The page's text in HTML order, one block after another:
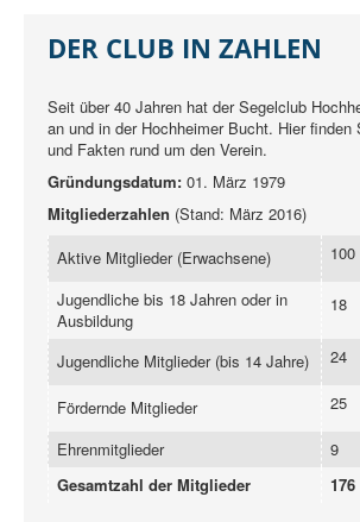
REGATTEN
RUND UMS SEGELN
MITGLIEDER
DER CLUB IN ZAHLEN
Seit über 40 Jahren hat der Segelclub
an und in der Hochheimer Bucht. Hier finden
und Fakten rund um den Verein.
Gründungsdatum: 01. März 1979
Mitgliederzahlen (Stand: März 2016)
Aktive Mitglieder (Erwachsene)
100
Jugendliche bis 18 Jahren oder in
Ausbildung
18
Jugendliche Mitglieder (bis 14 Jahre) 24
Fördernde Mitglieder 25
Ehrenmitglieder
9
Gesamtzahl der Mitglieder
176